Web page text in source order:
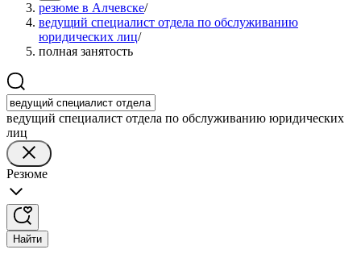
резюме в Алчевске/
ведущий специалист отдела по обслуживанию
юридических лиц/
полная занятость
ведущий специалист отдела по обслуживанию юридических
лиц
Резюме
Найти